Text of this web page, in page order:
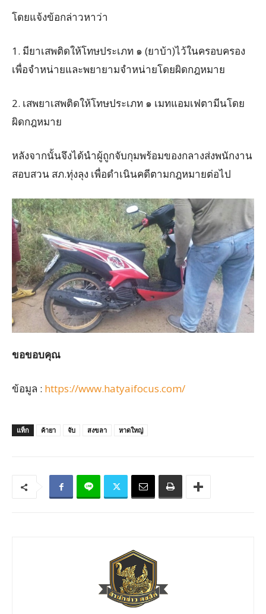
โดยแจ้งข้อกล่าวหาว่า
1. มียาเสพติดให้โทษประเภท ๑ (ยาบ้า)ไว้ในครอบครอง
เพื่อจำหน่ายและพยายามจำหน่ายโดยผิดกฎหมาย
2. เสพยาเสพติดให้โทษประเภท ๑ เมทแอมเฟตามีนโดย
ผิดกฎหมาย
หลังจากนั้นจึงได้นำผู้ถูกจับกุมพร้อมของกลางส่งพนักงาน
สอบสวน สภ.ทุ่งลุง เพื่อดำเนินคดีตามกฎหมายต่อไป
ขอขอบคุณ
ข้อมูล : https://www.hatyaifocus.com/
แท็ก ค้ายา จับ สงขลา หาดใหญ่